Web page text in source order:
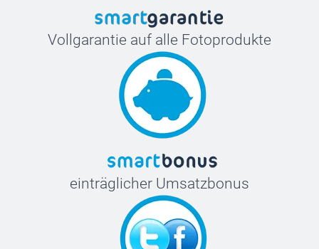
Vollgarantie auf alle Fotoprodukte
einträglicher Umsatzbonus